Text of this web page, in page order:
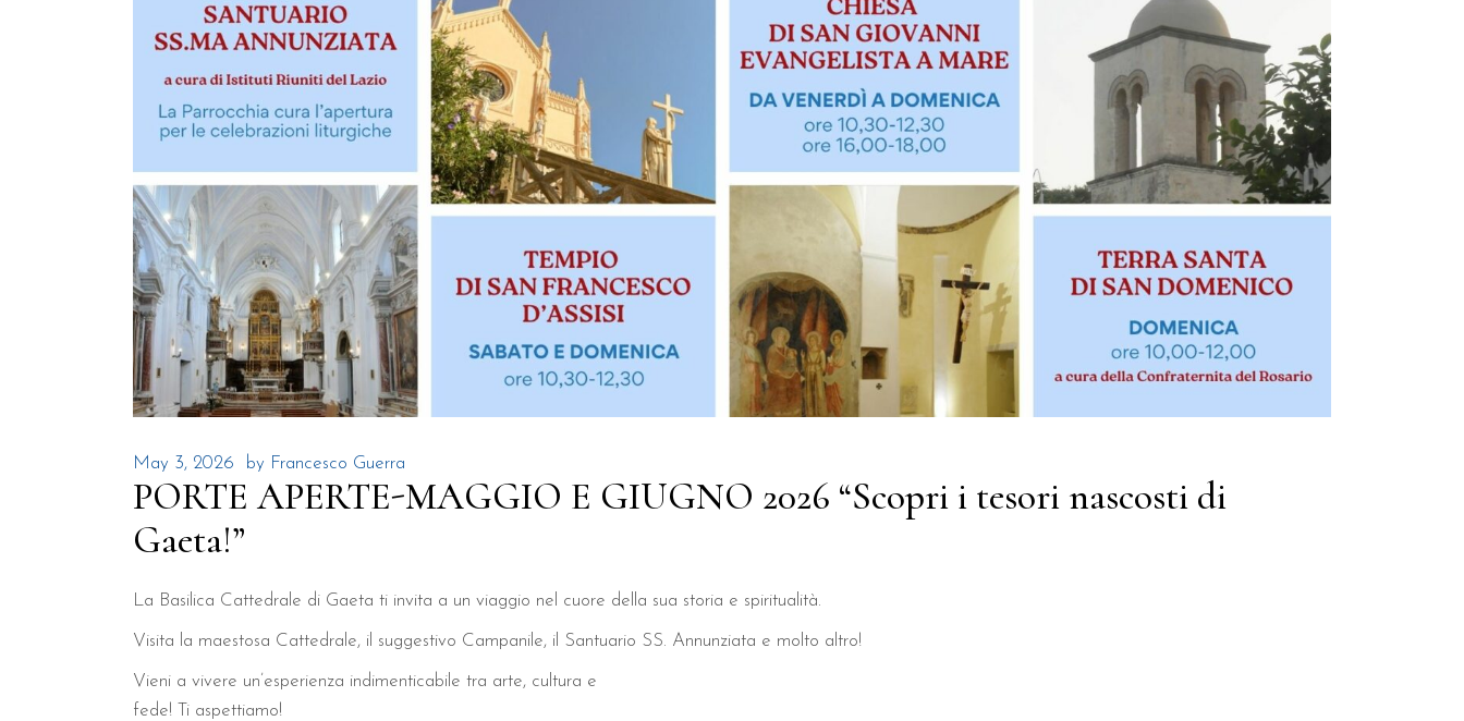
May 3, 2026 by Francesco Guerra
PORTE APERTE-MAGGIO E GIUGNO 2026 “Scopri i tesori nascosti di
Gaeta!”
La Basilica Cattedrale di Gaeta ti invita a un viaggio nel cuore della sua storia e spiritualità.
Visita la maestosa Cattedrale, il suggestivo Campanile, il Santuario SS. Annunziata e molto altro!
Vieni a vivere un’esperienza indimenticabile tra arte, cultura e
fede! Ti aspettiamo!